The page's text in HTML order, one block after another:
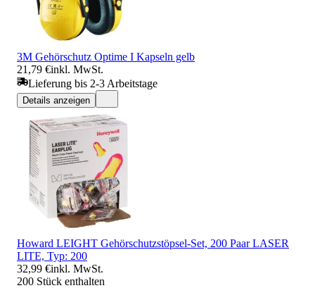
3M Gehörschutz Optime I Kapseln gelb
21,79 €inkl. MwSt.
Lieferung bis 2-3 Arbeitstage
Details anzeigen
Howard LEIGHT Gehörschutzstöpsel-Set, 200 Paar LASER
LITE, Typ: 200
32,99 €inkl. MwSt.
200 Stück enthalten